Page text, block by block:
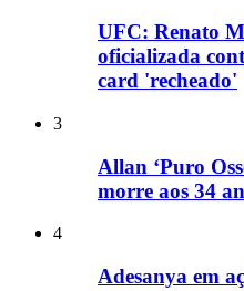
UFC: Renato
oficializada
card 'recheado'
3
Allan ‘Puro
morre aos 34
4
Adesanya em